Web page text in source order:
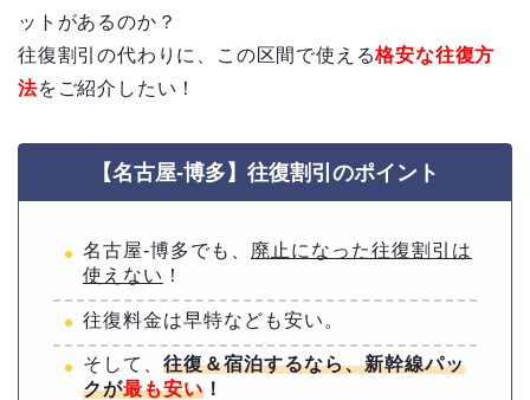
ットがあるのか？
往復割引の代わりに、この区間で使える格安な往復方
法をご紹介したい！
【名古屋-博多】往復割引のポイント
名古屋-博多でも、 廃止になった往復割引は
使えない ！
往復料金は早特なども安い。
そして、 往復＆宿泊するなら、新幹線パッ
クが最も安い ！